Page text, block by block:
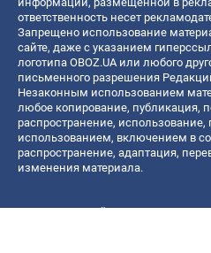
ответственность несет
Запрещено использование
сайте, даже с указанием
логотипа OBOZ.UA или любого
письменного разрешения
Незаконным использованием
любое копирование, публикация,
распространение, использование,
использованием, включением в
распространение, адаптация,
изменения материала.
Название онлайн медиа —